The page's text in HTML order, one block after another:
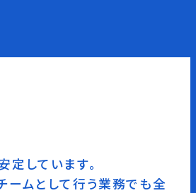
しています。
ームとして行う業務でも全